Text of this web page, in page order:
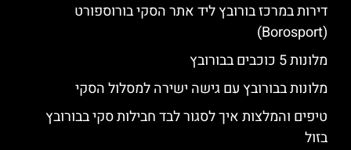
דירות במרכז בורובץ ליד אתר הסקי בורוספורט
(Borosport)
מלונות 5 כוכבים בבורובץ
מלונות בבורובץ עם גישה ישירה למסלול הסקי
טיפים והמלצות איך לסגור לבד חבילות סקי בבורובץ
בזול